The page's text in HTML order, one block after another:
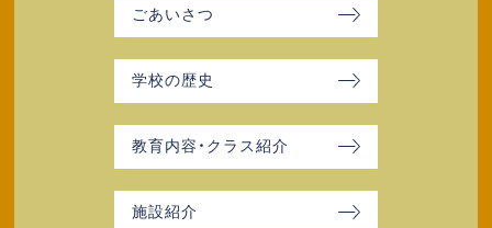
ごあいさつ
学校の歴史
教育内容・クラス紹介
施設紹介